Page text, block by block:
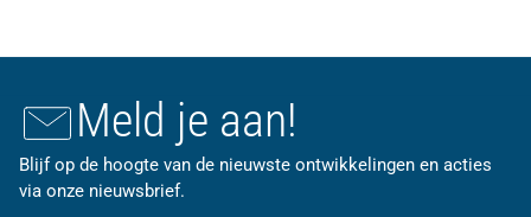
Meld je aan!
Blijf op de hoogte van de nieuwste ontwikkelingen en acties
via onze nieuwsbrief.